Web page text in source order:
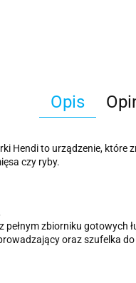
Opis
Hendi to urządzenie, które
czy ryby.
zbiorniku gotowych
oraz szufelka do